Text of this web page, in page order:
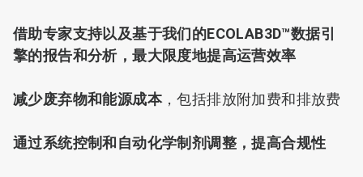
借助专家支持以及基于我们的ECOLAB3D™数据引
擎的报告和分析，最大限度地提高运营效率
减少废弃物和能源成本，包括排放附加费和排放费
通过系统控制和自动化学制剂调整，提高合规性